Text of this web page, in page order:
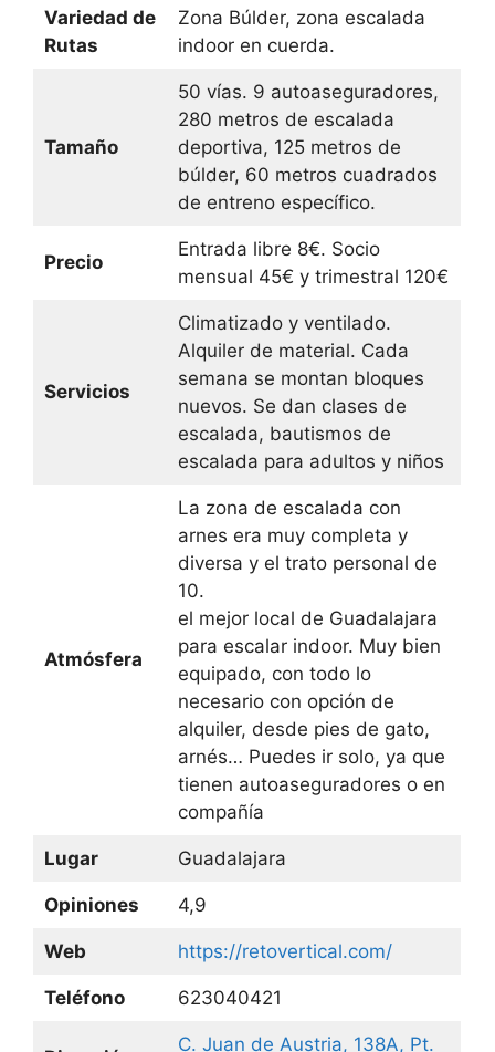
Variedad de
Rutas
Zona Búlder, zona escalada
indoor en cuerda.
Tamaño
50 vías. 9 autoaseguradores,
280 metros de escalada
deportiva, 125 metros de
búlder, 60 metros cuadrados
de entreno específico.
Precio
Entrada libre 8€. Socio
mensual 45€ y trimestral 120€
Servicios
Climatizado y ventilado.
Alquiler de material. Cada
semana se montan bloques
nuevos. Se dan clases de
escalada, bautismos de
escalada para adultos y niños
Atmósfera
La zona de escalada con
arnes era muy completa y
diversa y el trato personal de
10.
el mejor local de Guadalajara
para escalar indoor. Muy bien
equipado, con todo lo
necesario con opción de
alquiler, desde pies de gato,
arnés… Puedes ir solo, ya que
tienen autoaseguradores o en
compañía
Lugar Guadalajara
Opiniones 4,9
Web https://retovertical.com/
Teléfono 623040421
C. Juan de Austria, 138A, Pt.